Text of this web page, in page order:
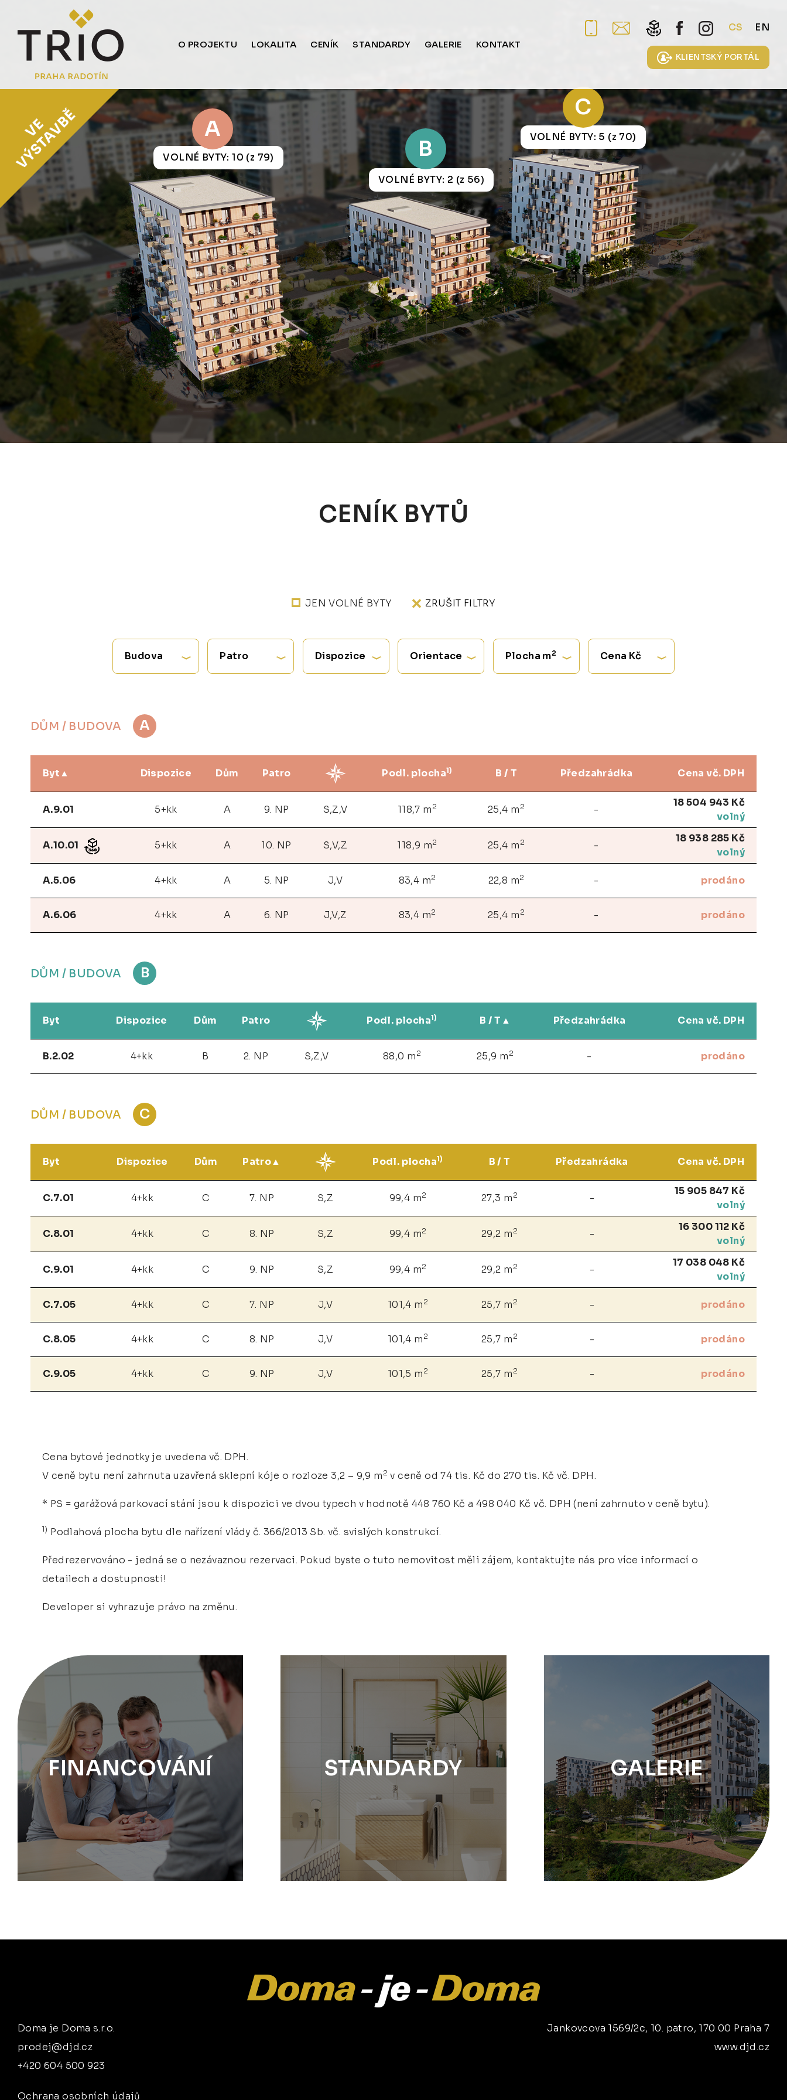
O PROJEKTU LOKALITA CENÍK STANDARDY GALERIE KONTAKT
CS EN
KLIENTSKÝ PORTÁL
A
B
C
VOLNÉ BYTY: 10 (z 79)
VOLNÉ BYTY: 2 (z 56)
VOLNÉ BYTY: 5 (z 70)
CENÍK BYTŮ
JEN VOLNÉ BYTY ZRUŠIT FILTRY
Budova Patro Dispozice Orientace Plocha m2 Cena Kč
DŮM / BUDOVA A
Byt Dispozice Dům Patro Podl. plocha1) B / T Předzahrádka Cena vč. DPH
A.9.01 5+kk A 9. NP S,Z,V 118,7 m 2 25,4 m 2 -
18 504 943 Kč
volný
A.10.01 5+kk A 10. NP S,V,Z 118,9 m2 25,4 m 2 -
18 938 285 Kč
volný
A.5.06 4+kk A 5. NP J,V 83,4 m2 22,8 m2 - prodáno
A.6.06 4+kk A 6. NP J,V,Z 83,4 m2 25,4 m 2 - prodáno
DŮM / BUDOVA B
Byt Dispozice Dům Patro Podl. plocha1) B / T Předzahrádka Cena vč. DPH
B.2.02 4+kk B 2. NP S,Z,V 88,0 m 2 25,9 m 2 - prodáno
DŮM / BUDOVA C
Byt Dispozice Dům Patro Podl. plocha1) B / T Předzahrádka Cena vč. DPH
C.7.01 4+kk C 7. NP S,Z 99,4 m2 27,3 m 2 -
15 905 847 Kč
volný
C.8.01 4+kk C 8. NP S,Z 99,4 m2 29,2 m 2 -
16 300 112 Kč
volný
C.9.01 4+kk C 9. NP S,Z 99,4 m2 29,2 m 2 -
17 038 048 Kč
volný
C.7.05 4+kk C 7. NP J,V 101,4 m 2 25,7 m 2 - prodáno
C.8.05 4+kk C 8. NP J,V 101,4 m 2 25,7 m 2 - prodáno
C.9.05 4+kk C 9. NP J,V 101,5 m 2 25,7 m 2 - prodáno
Cena bytové jednotky je uvedena vč. DPH.
V ceně bytu není zahrnuta uzavřená sklepní kóje o rozloze 3,2 – 9,9 m 2 v ceně od 74 tis. Kč do 270 tis. Kč vč. DPH.
* PS = garážová parkovací stání jsou k dispozici ve dvou typech v hodnotě 448 760 Kč a 498 040 Kč vč. DPH (není zahrnuto v ceně bytu).
1) Podlahová plocha bytu dle nařízení vlády č. 366/2013 Sb. vč. svislých konstrukcí.
Předrezervováno - jedná se o nezávaznou rezervaci. Pokud byste o tuto nemovitost měli zájem, kontaktujte nás pro více informací o
detailech a dostupnosti!
Developer si vyhrazuje právo na změnu.
FINANCOVÁNÍ STANDARDY GALERIE
Doma je Doma s.r.o.
prodej@djd.cz
+420 604 500 923
Jankovcova 1569/2c, 10. patro, 170 00 Praha 7
www.djd.cz
Ochrana osobních údajů